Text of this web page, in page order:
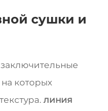
сушки и
которых
линия